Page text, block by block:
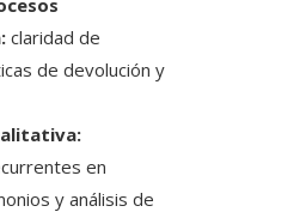
claridad de
de devolución y
en
y análisis de